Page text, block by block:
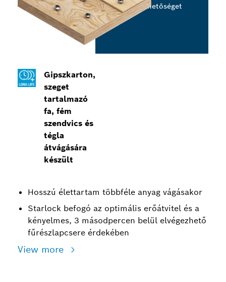
Gipszkarton,
szeget
tartalmazó
fa, fém
szendvics és
tégla
átvágására
készült
Hosszú élettartam többféle anyag vágásakor
Starlock befogó az optimális erőátvitel és a
kényelmes, 3 másodpercen belül elvégezhető
fűrészlapcsere érdekében
View more
lehetőséget